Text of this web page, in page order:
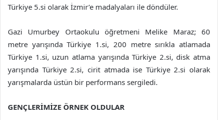
Türkiye 5.si olarak İzmir’e madalyaları ile döndüler.
Gazi Umurbey Ortaokulu öğretmeni Melike Maraz; 60
metre yarışında Türkiye 1.si, 200 metre sırıkla atlamada
Türkiye 1.si, uzun atlama yarışında Türkiye 2.si, disk atma
yarışında Türkiye 2.si, cirit atmada ise Türkiye 2.si olarak
yarışmalarda üstün bir performans sergiledi.
GENÇLERİMİZE ÖRNEK OLDULAR